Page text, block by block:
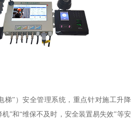
梯”）安全管理系统，重点针对施工升降
”和“维保不及时，安全装置易失效”等安